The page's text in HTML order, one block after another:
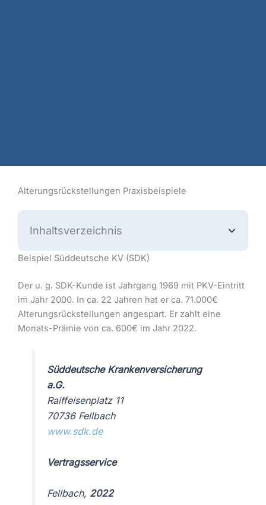
Alterungsrückstellungen Praxisbeispiele
Inhaltsverzeichnis
Beispiel Süddeutsche KV (SDK)
Der u. g. SDK-Kunde ist Jahrgang 1969 mit PKV-Eintritt
im Jahr 2000. In ca. 22 Jahren hat er ca. 71.000€
Alterungsrückstellungen angespart. Er zahlt eine
Monats-Prämie von ca. 600€ im Jahr 2022.
Süddeutsche Krankenversicherung
a.G.
Raiffeisenplatz 11
70736 Fellbach
www.sdk.de
Vertragsservice
Fellbach, 2022